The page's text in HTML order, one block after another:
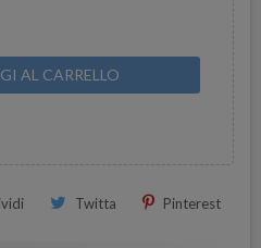
AL CARRELLO
Twitta Pinterest